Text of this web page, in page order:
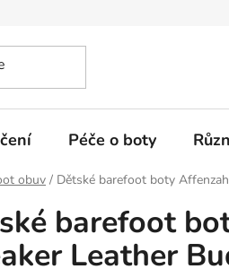
prodejny
Péče o boty
obuv / Dětské barefoot boty
barefoot
Leather